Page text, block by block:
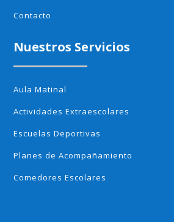
Contacto
Nuestros Servicios
Aula Matinal
Actividades Extraescolares
Escuelas Deportivas
Planes de Acompañamiento
Comedores Escolares